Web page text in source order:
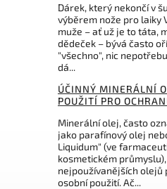
Dárek, který nekončí v
výběrem nože pro laiky
muže – ať už je to táta,
dědeček – bývá často
"všechno", nic
dá...
ÚČINNÝ MINERÁLNÍ
POUŽITÍ PRO
Minerální olej, často
jako parafínový olej
Liquidum" (ve
kosmetickém
nejpoužívanějších olejů
osobní použití. Ač...